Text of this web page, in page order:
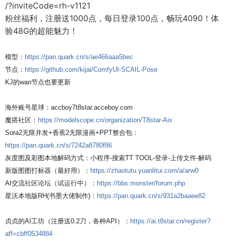
/?inviteCode=rh-v1121
粉丝福利，注册送1000点，每日登录100点，畅玩4090！体
验48G的超能魅力！
模型： https://pan.quark.cn/s/ae466aaa5bec
节点： https://github.com/kijai/ComfyUI-SCAIL-Pose
KJ的wan节点也要更新
海外账号星球：accboy7t8star.acceboy.com
魔搭社区： https://modelscope.cn/organization/T8star-Aix
Sora2无限并发+香蕉2无限漫画+PPT整合包：
https://pan.quark.cn/s/7242a8780f86
灰度图及彩图本地解码方式：小程序-搜索TT TOOL-登录-上传文件-解码
新版图图打标器（最好用）： https://zhaotutu.yuanlitui.com/a/arw0
AI交流社区论坛（试运行中）： https://bbs.monster/forum.php
星沃本地版RH(书墨大佬制作)： https://pan.quark.cn/s/931a2baaee82
贞贞的AI工坊（注册送0.2刀，各种API）： https://ai.t8star.cn/register?
aff=cbff0534884